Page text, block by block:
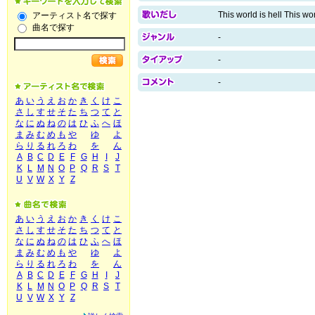
アーティスト名で探す
曲名で探す
あ い う え お か き く け こ
さ し す せ そ た ち つ て と
な に ぬ ね の は ひ ふ へ ほ
ま み む め も や ゆ
よ
ら り る れ ろ わ を
ん
A
B C D E F G H
J
K
L M N O P Q R S
T
U V W X Y Z
あ い う え お か き く け こ
さ し す せ そ た ち つ て と
な に ぬ ね の は ひ ふ へ ほ
ま み む め も や ゆ
よ
ら り る れ ろ わ を
ん
A
B C D E F G H
J
K
L M N O P Q R S
T
U V W X Y Z
This world is hell This
-
-
-